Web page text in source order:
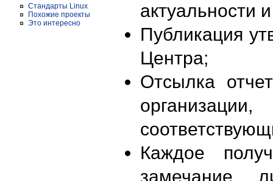
Стандарты Linux
Похожие проекты
Это интересно
актуальности
Публикация
Центра;
Отсылка
Каждое
замечание